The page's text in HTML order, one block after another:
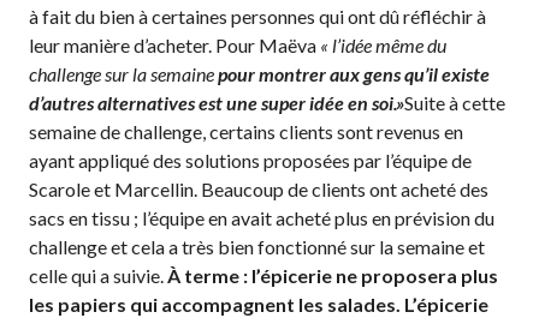
à fait du bien à certaines personnes qui ont dû réfléchir à
leur manière d’acheter. Pour Maëva « l’idée même du
challenge sur la semainepour montrer aux gens qu’il existe
d’autres alternatives est une super idée en soi.»Suite à cette
semaine de challenge, certains clients sont revenus en
ayant appliqué des solutions proposées par l’équipe de
Scarole et Marcellin. Beaucoup de clients ont acheté des
sacs en tissu ; l’équipe en avait acheté plus en prévision du
challenge et cela a très bien fonctionné sur la semaine et
celle qui a suivie. À terme : l’épicerie ne proposera plus
les papiers qui accompagnent les salades. L’épicerie